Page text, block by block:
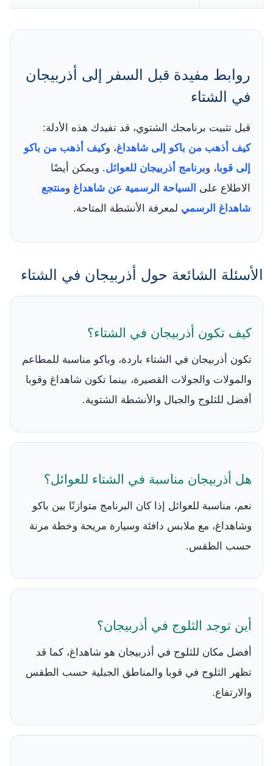
روابط مفيدة قبل السفر إلى أذربيجان
في الشتاء
قبل تثبيت برنامجك الشتوي، قد تفيدك هذه الأدلة:
كيف أذهب من باكو إلى شاهداغ، وكيف أذهب من باكو
إلى قوبا، وبرنامج أذربيجان للعوائل. ويمكن أيضًا
الاطلاع على السياحة الرسمية عن شاهداغ ومنتجع
شاهداغ الرسمي لمعرفة الأنشطة المتاحة.
الأسئلة الشائعة حول أذربيجان في الشتاء
كيف تكون أذربيجان في الشتاء؟
تكون أذربيجان في الشتاء باردة، وباكو مناسبة للمطاعم
والمولات والجولات القصيرة، بينما تكون شاهداغ وقوبا
أفضل للثلوج والجبال والأنشطة الشتوية.
هل أذربيجان مناسبة في الشتاء للعوائل؟
نعم، مناسبة للعوائل إذا كان البرنامج متوازنًا بين باكو
وشاهداغ، مع ملابس دافئة وسيارة مريحة وخطة مرنة
حسب الطقس.
أين توجد الثلوج في أذربيجان؟
أفضل مكان للثلوج في أذربيجان هو شاهداغ، كما قد
تظهر الثلوج في قوبا والمناطق الجبلية حسب الطقس
والارتفاع.